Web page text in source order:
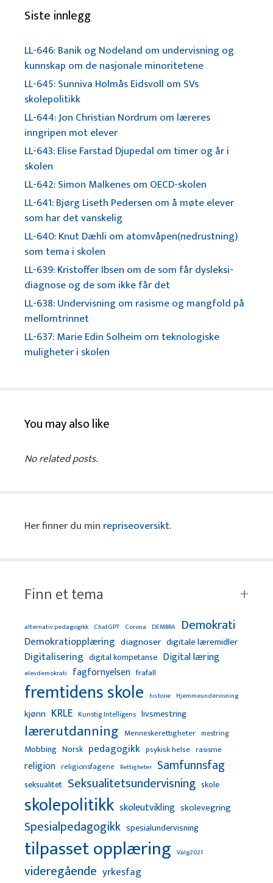
Siste innlegg
LL-646: Banik og Nodeland om undervisning og
kunnskap om de nasjonale minoritetene
LL-645: Sunniva Holmås Eidsvoll om SVs
skolepolitikk
LL-644: Jon Christian Nordrum om læreres
inngripen mot elever
LL-643: Elise Farstad Djupedal om timer og år i
skolen
LL-642: Simon Malkenes om OECD-skolen
LL-641: Bjørg Liseth Pedersen om å møte elever
som har det vanskelig
LL-640: Knut Dæhli om atomvåpen(nedrustning)
som tema i skolen
LL-639: Kristoffer Ibsen om de som får dysleksi-
diagnose og de som ikke får det
LL-638: Undervisning om rasisme og mangfold på
mellomtrinnet
LL-637: Marie Edin Solheim om teknologiske
muligheter i skolen
You may also like
No related posts.
Her finner du min repriseoversikt.
Finn et tema
alternativ pedagogikk ChatGPT Corona DEMBRA Demokrati
Demokratiopplæring diagnoser digitale læremidler
Digitalisering digital kompetanse Digital læring
elevdemokrati fagfornyelsen frafall
fremtidens skole historie Hjemmeundervisning
kjønn KRLE Kunstig Intelligens livsmestring
lærerutdanning Menneskerettigheter mestring
Mobbing Norsk pedagogikk psykisk helse rasisme
religion religionsfagene Rettigheter Samfunnsfag
seksualitet Seksualitetsundervisning skole
skolepolitikk skoleutvikling skolevegring
Spesialpedagogikk spesialundervisning
tilpasset opplæring Valg2021
videregående yrkesfag